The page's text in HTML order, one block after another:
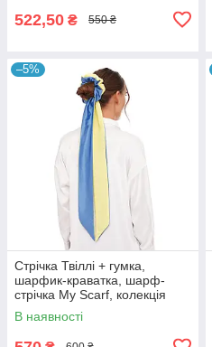
522,50 ₴ 550 ₴
–5%
Стрічка Твіллі + гумка,
шарфик-краватка, шарф-
стрічка My Scarf, колекція
Україна
В наявності